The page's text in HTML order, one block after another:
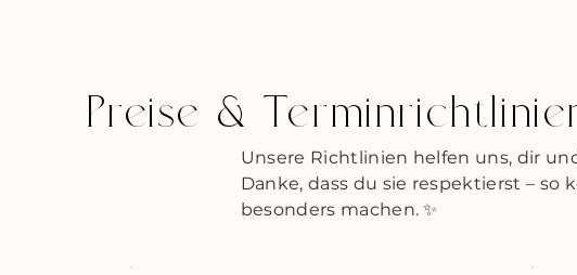
Preise &
Unsere Richtlinien helfen uns, dir
Danke, dass du sie respektierst – so
besonders machen. ✨